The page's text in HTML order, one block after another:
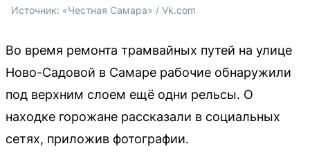
Источник: «Честная Самара» / Vk.com
Во время ремонта трамвайных путей на улице
Ново-Садовой в Самаре рабочие обнаружили
под верхним слоем ещё одни рельсы. О
находке горожане рассказали в социальных
сетях, приложив фотографии.